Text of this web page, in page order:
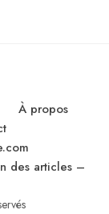
À propos
des articles –